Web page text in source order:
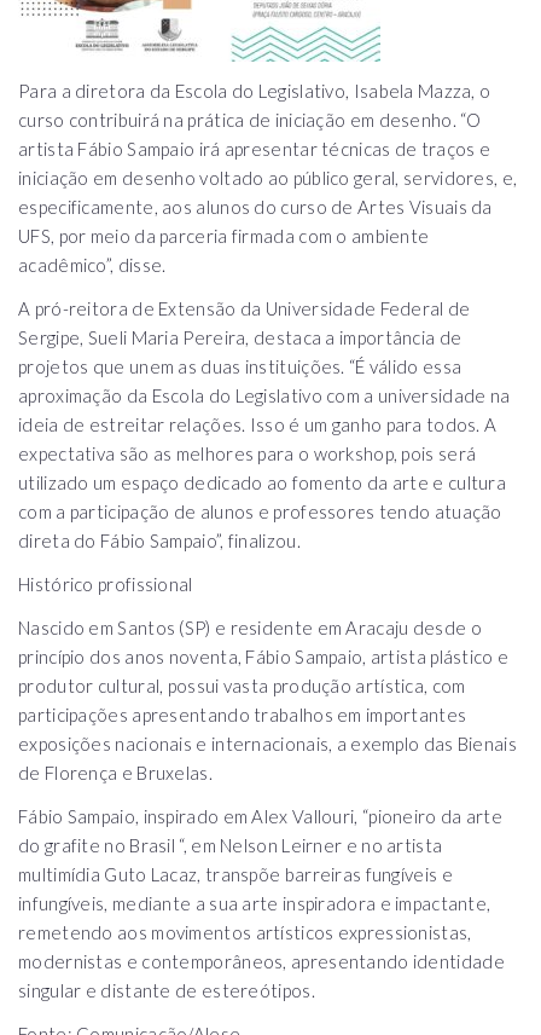
Para a diretora da Escola do Legislativo, Isabela Mazza, o
curso contribuirá na prática de iniciação em desenho. “O
artista Fábio Sampaio irá apresentar técnicas de traços e
iniciação em desenho voltado ao público geral, servidores, e,
especificamente, aos alunos do curso de Artes Visuais da
UFS, por meio da parceria firmada com o ambiente
acadêmico”, disse.
A pró-reitora de Extensão da Universidade Federal de
Sergipe, Sueli Maria Pereira, destaca a importância de
projetos que unem as duas instituições. “É válido essa
aproximação da Escola do Legislativo com a universidade na
ideia de estreitar relações. Isso é um ganho para todos. A
expectativa são as melhores para o workshop, pois será
utilizado um espaço dedicado ao fomento da arte e cultura
com a participação de alunos e professores tendo atuação
direta do Fábio Sampaio”, finalizou.
Histórico profissional
Nascido em Santos (SP) e residente em Aracaju desde o
princípio dos anos noventa, Fábio Sampaio, artista plástico e
produtor cultural, possui vasta produção artística, com
participações apresentando trabalhos em importantes
exposições nacionais e internacionais, a exemplo das Bienais
de Florença e Bruxelas.
Fábio Sampaio, inspirado em Alex Vallouri, “pioneiro da arte
do grafite no Brasil “, em Nelson Leirner e no artista
multimídia Guto Lacaz, transpõe barreiras fungíveis e
infungíveis, mediante a sua arte inspiradora e impactante,
remetendo aos movimentos artísticos expressionistas,
modernistas e contemporâneos, apresentando identidade
singular e distante de estereótipos.